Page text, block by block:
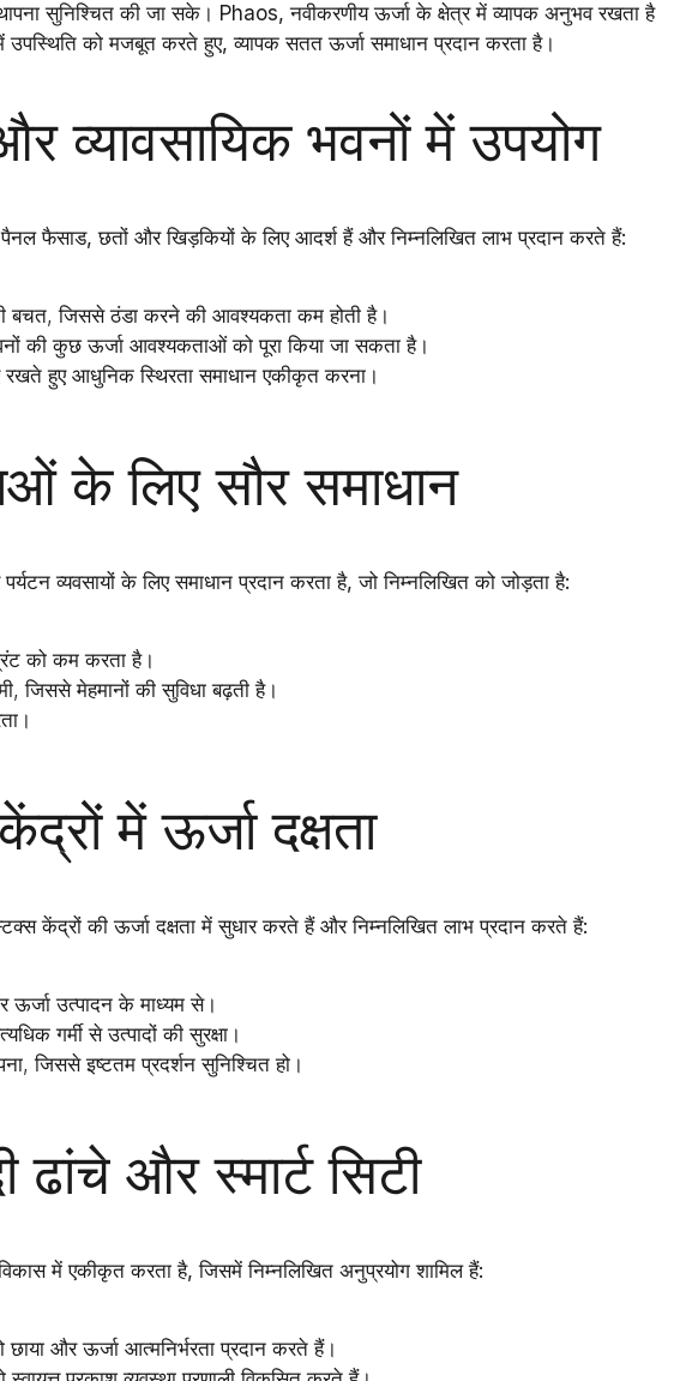
सुनिश्चित की जा सके। Phaos,नवीकरणीय ऊर्जा के क्षेत्र में व्यापक अनुभव रखता है
उपस्थिति को मजबूत करते हुए, व्यापक सतत ऊर्जा समाधान प्रदान करता है।
व्यावसायिक भवनों में उपयोग
पैनल फैसाड, छतों और खिड़कियों के लिए आदर्श हैं और निम्नलिखित लाभ प्रदान करते हैं:
बचत, जिससे ठंडा करने की आवश्यकता कम होती है।
की कुछ ऊर्जा आवश्यकताओं को पूरा किया जा सकता है।
रखते हुए आधुनिक स्थिरता समाधान एकीकृत करना।
के लिए सौर समाधान
व्यवसायोंके लिए समाधान प्रदान करता है, जो निम्नलिखित को जोड़ता है:
को कम करता है।
, जिससे मेहमानों की सुविधा बढ़ती है।
।
में ऊर्जा दक्षता
केंद्रों की ऊर्जा दक्षता में सुधार करते हैं और निम्नलिखित लाभ प्रदान करते हैं:
ऊर्जा उत्पादन के माध्यम से।
गर्मी से उत्पादों की सुरक्षा।
, जिससे इष्टतम प्रदर्शन सुनिश्चित हो।
ढांचे और स्मार्ट सिटी
में एकीकृत करता है, जिसमें निम्नलिखित अनुप्रयोग शामिल हैं:
छाया और ऊर्जा आत्मनिर्भरता प्रदान करते हैं।